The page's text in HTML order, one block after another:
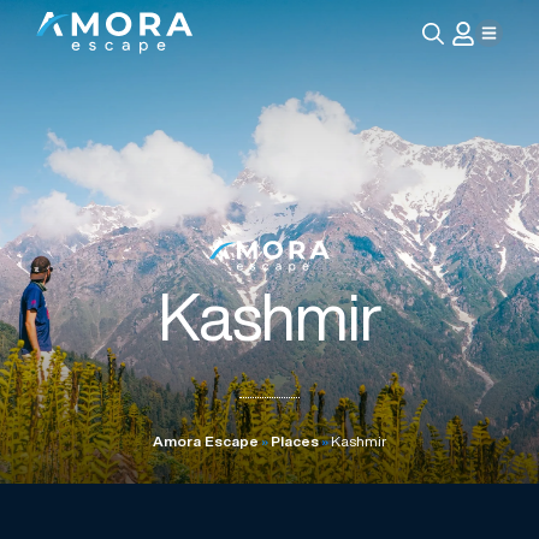
Kashmir
Amora Escape»Places»Kashmir